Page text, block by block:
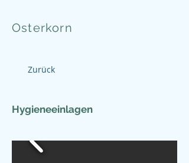
Osterkorn
Zurück
Hygieneeinlagen